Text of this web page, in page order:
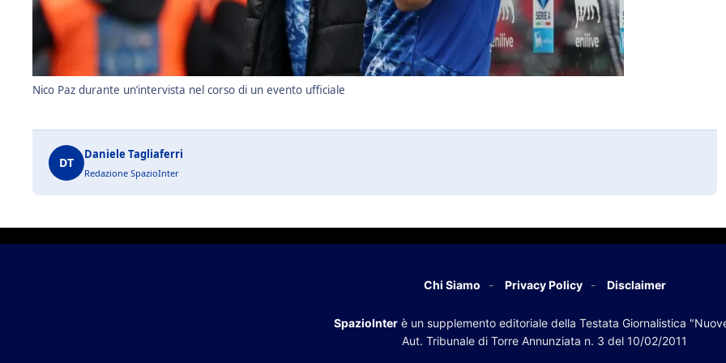
Nico Paz durante un’intervista nel corso di un evento ufficiale
DT
Daniele Tagliaferri
Redazione SpazioInter
Chi Siamo Privacy Policy Disclaimer
SpazioInterè un supplemento editoriale della Testata Giornalistica
Aut. Tribunale di Torre Annunziata n. 3 del 10/02/2011